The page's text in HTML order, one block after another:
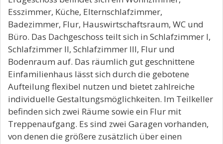
Esszimmer, Küche, Elternschlafzimmer,
Badezimmer, Flur, Hauswirtschaftsraum, WC und
Büro. Das Dachgeschoss teilt sich in Schlafzimmer I,
Schlafzimmer II, Schlafzimmer III, Flur und
Bodenraum auf. Das räumlich gut geschnittene
Einfamilienhaus lässt sich durch die gebotene
Aufteilung flexibel nutzen und bietet zahlreiche
individuelle Gestaltungsmöglichkeiten. Im Teilkeller
befinden sich zwei Räume sowie ein Flur mit
Treppenaufgang. Es sind zwei Garagen vorhanden,
von denen die größere zusätzlich über einen